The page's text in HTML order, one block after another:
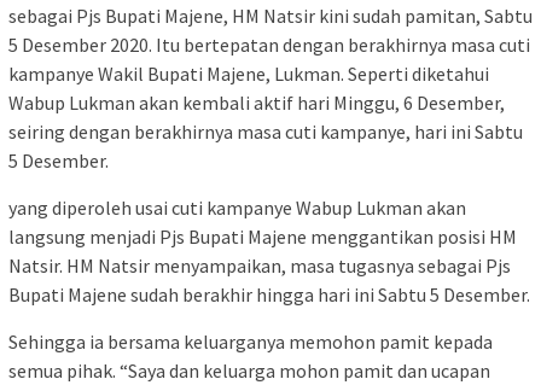
sebagai Pjs Bupati Majene, HM Natsir kini sudah pamitan, Sabtu
5 Desember 2020. Itu bertepatan dengan berakhirnya masa cuti
kampanye Wakil Bupati Majene, Lukman. Seperti diketahui
Wabup Lukman akan kembali aktif hari Minggu, 6 Desember,
seiring dengan berakhirnya masa cuti kampanye, hari ini Sabtu
5 Desember.
yang diperoleh usai cuti kampanye Wabup Lukman akan
langsung menjadi Pjs Bupati Majene menggantikan posisi HM
Natsir. HM Natsir menyampaikan, masa tugasnya sebagai Pjs
Bupati Majene sudah berakhir hingga hari ini Sabtu 5 Desember.
Sehingga ia bersama keluarganya memohon pamit kepada
semua pihak. “Saya dan keluarga mohon pamit dan ucapan